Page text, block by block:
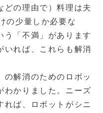
どの理由で）料理は夫
の少量しか必要な
う「不満」があります
いれば、これらも解消
の解消のためのロボッ
わかりました。ニーズ
れば、ロボットがシニ